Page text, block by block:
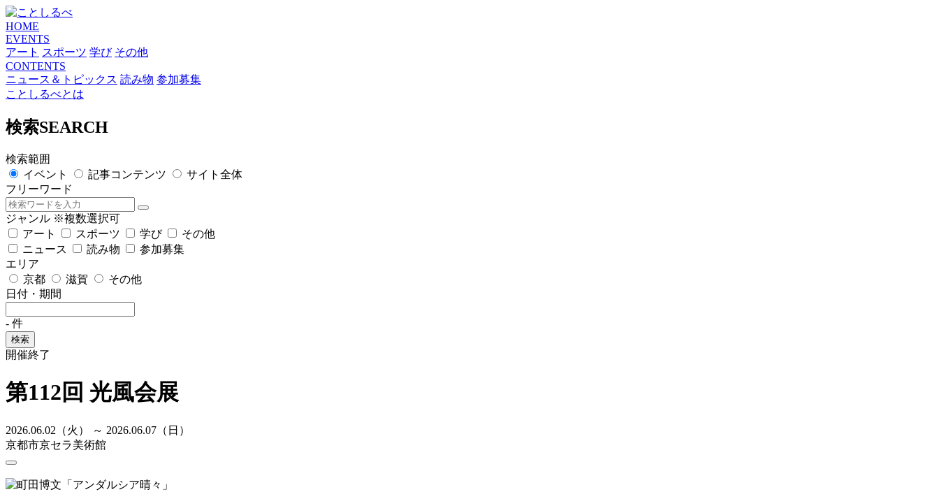
HOME
EVENTS
アート スポーツ 学び その他
CONTENTS
ニュース＆トピックス 読み物 参加募集
ことしるべとは
検索SEARCH
検索範囲
イベント
記事コンテンツ
サイト全体
フリーワード
ジャンル ※複数選択可
アート
スポーツ 学び
その他
ニュース
読み物
参加募集
エリア
京都
滋賀
その他
日付・期間
- 件
検索
開催終了
第112回 光風会展
2026.06.02（火） ～ 2026.06.07（日）
京都市京セラ美術館